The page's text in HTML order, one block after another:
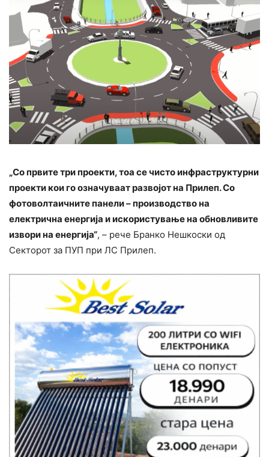
„Со првите три проекти, тоа се чисто инфраструктурни
проекти кои го означуваат развојот на Прилеп. Со
фотоволтаичните панели – производство на
електрична енергија и искористување на обновливите
извори на енергија“, – рече Бранко Нешкоски од
Секторот за ПУП при ЛС Прилеп.